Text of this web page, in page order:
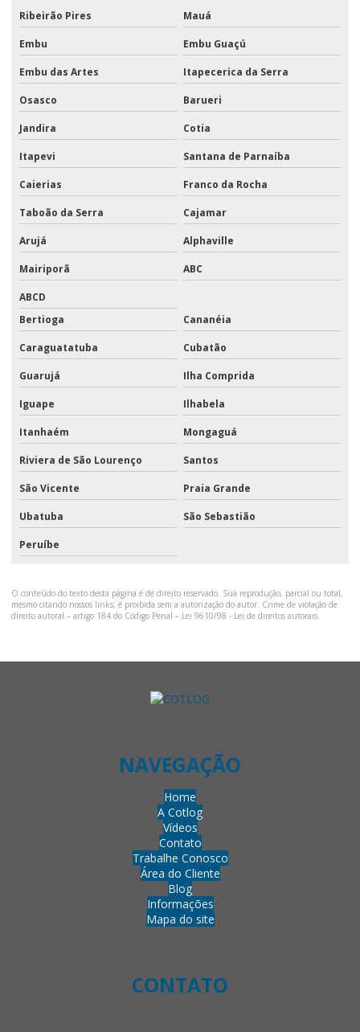
Ribeirão Pires Mauá
Embu Embu Guaçú
Embu das Artes Itapecerica da Serra
Osasco Barueri
Jandira Cotia
Itapevi Santana de Parnaíba
Caierias Franco da Rocha
Taboão da Serra Cajamar
Arujá Alphaville
Mairiporã ABC
ABCD
Bertioga
Cananéia
Caraguatatuba Cubatão
Guarujá Ilha Comprida
Iguape Ilhabela
Itanhaém Mongaguá
Riviera de São Lourenço Santos
São Vicente Praia Grande
Ubatuba São Sebastião
Peruíbe
O conteúdo do texto desta página é de direito reservado. Sua reprodução, parcial ou total,
mesmo citando nossos links, é proibida sem a autorização do autor. Crime de violação de
direito autoral – artigo 184 do Código Penal – Lei 9610/98 - Lei de direitos autorais
NAVEGAÇÃO
Home
A Cotlog
Vídeos
Contato
Trabalhe Conosco
Área do Cliente
Blog
Informações
Mapa do site
CONTATO